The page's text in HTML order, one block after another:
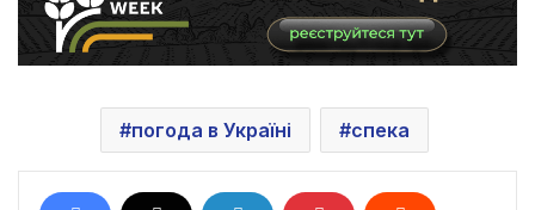
погода в Україні спека